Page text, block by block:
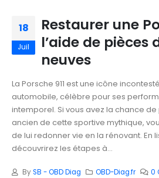
18
Juil
Restaurer une
l’aide de pièces
neuves
La Porsche 911 est une icône
automobile, célèbre pour ses
intemporel. Si vous avez la chance
ancien de cette sportive mythique,
de lui redonner vie en la rénovant. En
découvrirez les étapes à...
BySB - OBD Diag OBD-Diag.fr 0